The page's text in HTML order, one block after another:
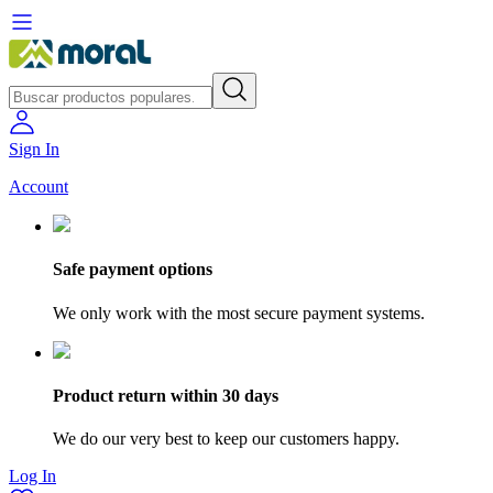
Sign In
Account
Safe payment options
We only work with the most secure payment systems.
Product return within 30 days
We do our very best to keep our customers happy.
Log In